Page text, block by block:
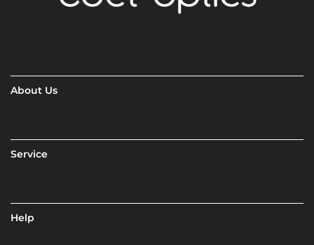
About Us
Service
Help